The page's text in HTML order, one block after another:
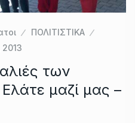
ΠΟΛΙΤΙΣΤΙΚΑ
2013
των
μαζί μας –